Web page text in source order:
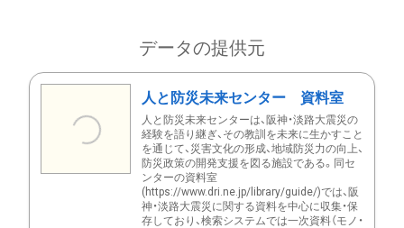
データの提供元
人と防災未来センター 資料室
人と防災未来センターは、阪神・淡路大震災の
経験を語り継ぎ、その教訓を未来に生かすこと
を通じて、災害文化の形成、地域防災力の向上、
防災政策の開発支援を図る施設である。同セ
ンターの資料室
(https://www.dri.ne.jp/library/guide/)では、阪
神・淡路大震災に関する資料を中心に収集・保
存しており、検索システムでは一次資料（モノ・